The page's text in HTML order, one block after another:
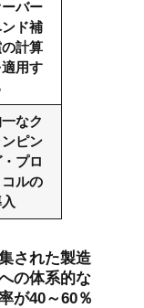
バー
ド補
計算
用す
なク
ピン
プロ
コルの
された製造
の体系的な
が40～60％